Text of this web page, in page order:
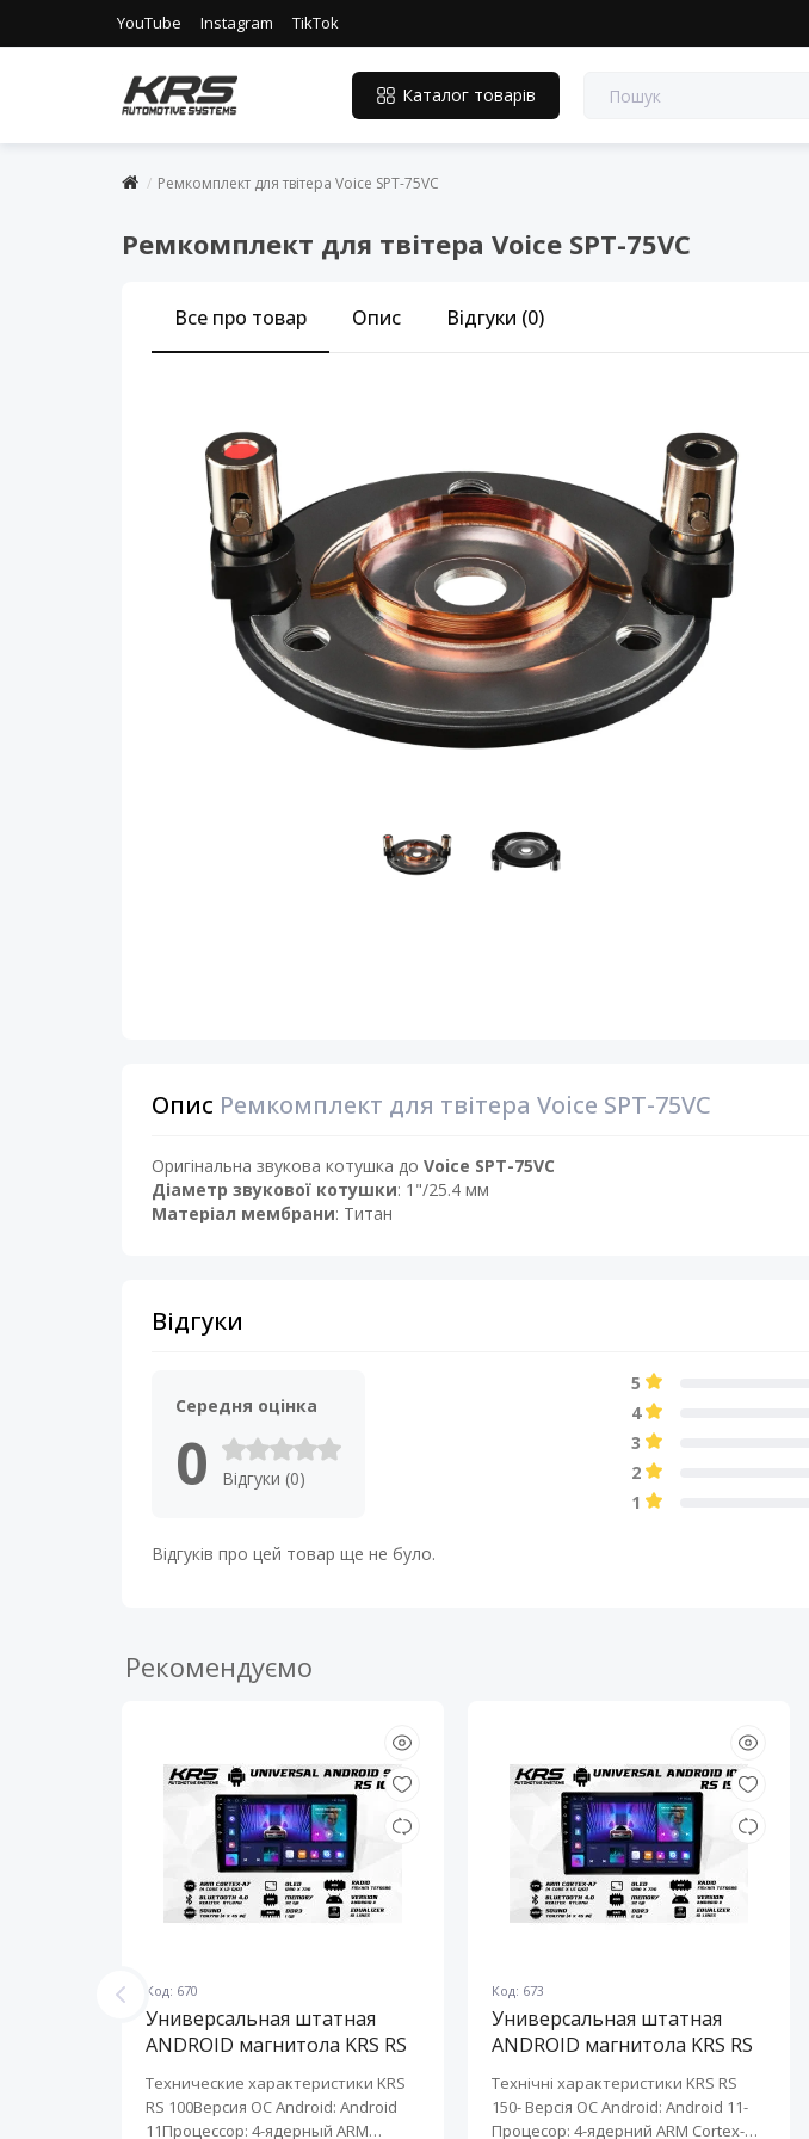
YouTube Instagram TikTok
Каталог товарів
Ремкомплект для твітера Voice SPT-75VC
Ремкомплект для твітера Voice SPT-75VC
Все про товар Опис Відгуки (0)
Опис Ремкомплект для твітера Voice SPT-75VC
Оригінальна звукова котушка до Voice SPT-75VC
Діаметр звукової котушки: 1"/25.4 мм
Матеріал мембрани: Титан
Відгуки
Середня оцінка
0 Відгуки (0)
5
4
3
2
1
Відгуків про цей товар ще не було.
Рекомендуємо
Код: 670
Универсальная штатная
ANDROID магнитола KRS RS
Технические характеристики KRS
RS 100Версия ОС Android: Android
11Процессор: 4-ядерный ARM
Код: 673
Универсальная штатная
ANDROID магнитола KRS RS
Технічні характеристики KRS RS
150- Версія ОС Android: Android 11-
Процесор: 4-ядерний ARM Cortex-